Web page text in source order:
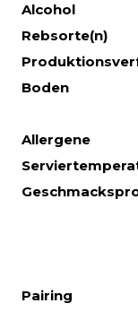
Alcohol
Rebsorte(n)
Boden
Allergene
Pairing